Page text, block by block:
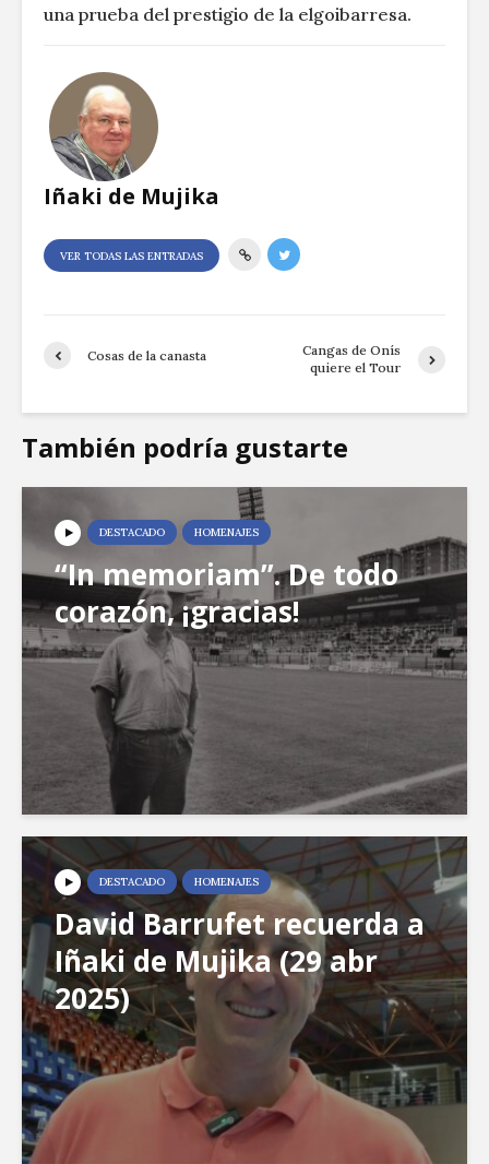
una prueba del prestigio de la elgoibarresa.
Iñaki de Mujika
VER TODAS LAS ENTRADAS
Cosas de la canasta
Cangas de Onís
quiere el Tour
También podría gustarte
DESTACADO HOMENAJES
“In memoriam”. De todo
corazón, ¡gracias!
DESTACADO HOMENAJES
David Barrufet recuerda a
Iñaki de Mujika (29 abr
2025)